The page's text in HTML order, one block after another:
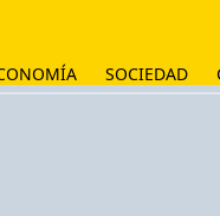
SOCIEDAD